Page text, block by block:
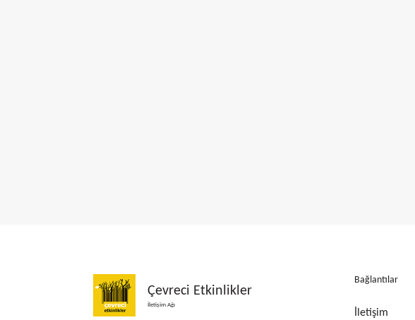
Çevreci Etkinlikler
İletişim Ağı
Bağlantılar
İletişim